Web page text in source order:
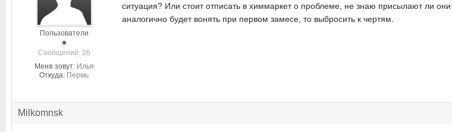
Пользователи
Cообщений: 26
Меня зовут: Илья
Откуда: Пермь
ситуация? Или стоит отписать в химмаркет о проблеме, не знаю присылают ли
аналогично будет вонять при первом замесе, то выбросить к чертям.
Milkomnsk